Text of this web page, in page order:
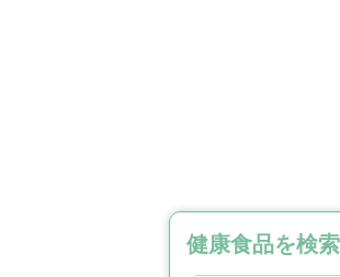
健康食品を検索